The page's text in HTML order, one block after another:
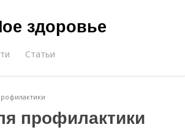
здоровье
Статьи
профилактики